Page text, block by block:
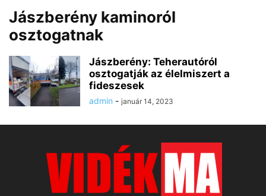
Jászberény kaminoról
osztogatnak
Jászberény: Teherautóról
osztogatják az élelmiszert a
fideszesek
admin - január 14, 2023